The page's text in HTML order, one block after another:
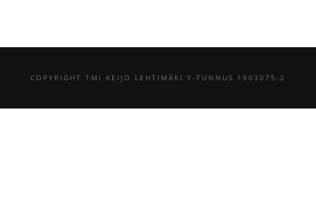
COPYRIGHT TMI KEIJO LEHTIMÄKI Y-TUNNUS 1903075-2